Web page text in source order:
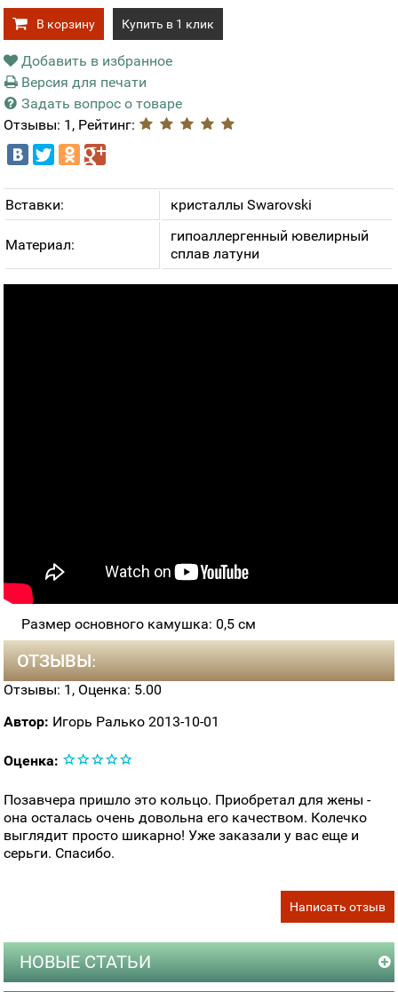
В корзину Купить в 1 клик
Добавить в избранное
Версия для печати
Задать вопрос о товаре
Отзывы: 1, Рейтинг:
Вставки: кристаллы Swarovski
Материал:
гипоаллергенный ювелирный
сплав латуни
Размер основного камушка: 0,5 см
ОТЗЫВЫ:
Отзывы: 1 , Оценка: 5.00
Автор: Игорь Ралько 2013-10-01
Оценка:
Позавчера пришло это кольцо. Приобретал для жены -
она осталась очень довольна его качеством. Колечко
выглядит просто шикарно! Уже заказали у вас еще и
серьги. Спасибо.
Написать отзыв
НОВЫЕ СТАТЬИ